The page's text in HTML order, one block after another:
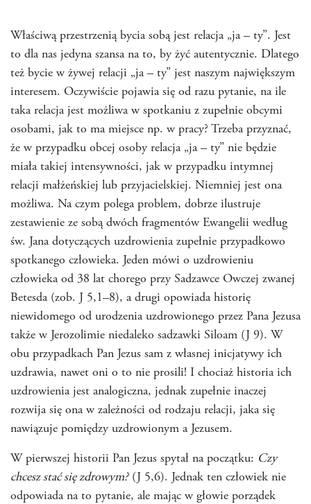
Właściwą przestrzenią bycia sobą jest relacja „ja – ty”. Jest
to dla nas jedyna szansa na to, by żyć autentycznie. Dlatego
też bycie w żywej relacji „ja – ty” jest naszym największym
interesem. Oczywiście pojawia się od razu pytanie, na ile
taka relacja jest możliwa w spotkaniu z zupełnie obcymi
osobami, jak to ma miejsce np. w pracy? Trzeba przyznać,
że w przypadku obcej osoby relacja „ja – ty” nie będzie
miała takiej intensywności, jak w przypadku intymnej
relacji małżeńskiej lub przyjacielskiej. Niemniej jest ona
możliwa. Na czym polega problem, dobrze ilustruje
zestawienie ze sobą dwóch fragmentów Ewangelii według
św. Jana dotyczących uzdrowienia zupełnie przypadkowo
spotkanego człowieka. Jeden mówi o uzdrowieniu
człowieka od 38 lat chorego przy Sadzawce Owczej zwanej
Betesda (zob. J 5,1–8), a drugi opowiada historię
niewidomego od urodzenia uzdrowionego przez Pana Jezusa
także w Jerozolimie niedaleko sadzawki Siloam (J 9). W
obu przypadkach Pan Jezus sam z własnej inicjatywy ich
uzdrawia, nawet oni o to nie prosili! I chociaż historia ich
uzdrowienia jest analogiczna, jednak zupełnie inaczej
rozwija się ona w zależności od rodzaju relacji, jaka się
nawiązuje pomiędzy uzdrowionym a Jezusem.
W pierwszej historii Pan Jezus spytał na początku: Czy
chcesz stać się zdrowym?(J 5,6). Jednak ten człowiek nie
odpowiada na to pytanie, ale mając w głowie porządek